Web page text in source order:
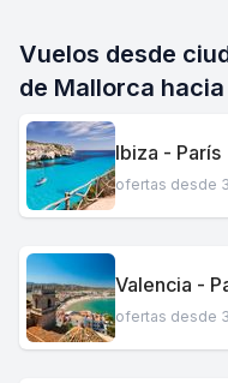
Vuelos desde
de Mallorca hacia
Ibiza - París
ofertas desde
Valencia -
ofertas desde